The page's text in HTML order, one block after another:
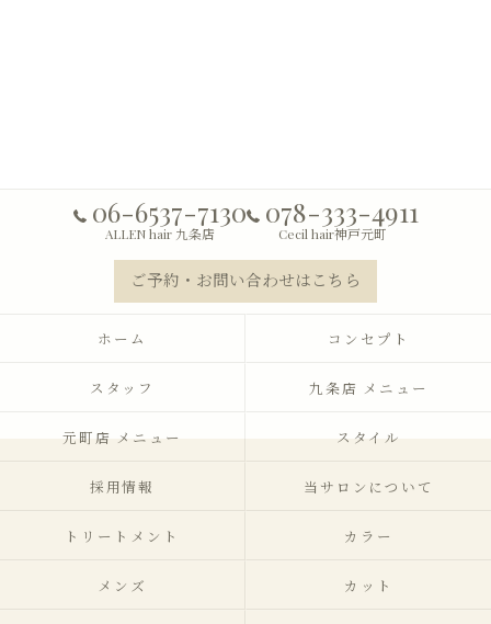
06-6537-7130
ALLEN hair 九条店
078-333-4911
Cecil hair神戸元町
ご予約・お問い合わせはこちら
ホーム コンセプト
スタッフ 九条店 メニュー
元町店 メニュー スタイル
採用情報 当サロンについて
トリートメント カラー
メンズ カット